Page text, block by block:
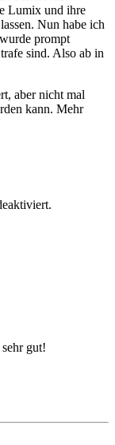
Lumix und ihre
Nun habe ich
prompt
sind. Also ab in
aber nicht mal
kann. Mehr
gut!